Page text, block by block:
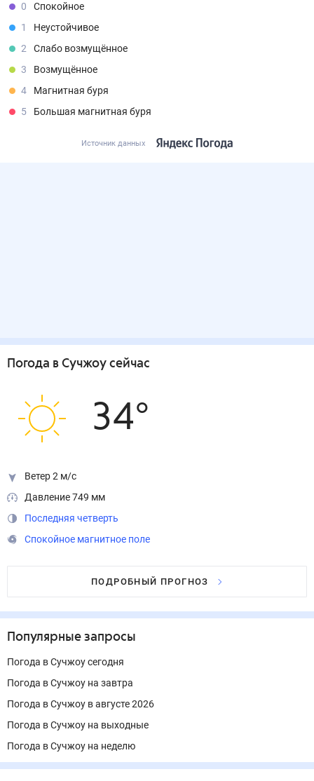
0
Спокойное
1
Неустойчивое
2
Слабо возмущённое
3
Возмущённое
4
Магнитная буря
5
Большая магнитная буря
Источник данных
Погода в Сучжоу сейчас
34°
Ветер 2 м/с
Давление 749 мм
Последняя четверть
Спокойное магнитное поле
ПОДРОБНЫЙ ПРОГНОЗ
Популярные запросы
Погода в Сучжоу сегодня
Погода в Сучжоу на завтра
Погода в Сучжоу в августе 2026
Погода в Сучжоу на выходные
Погода в Сучжоу на неделю